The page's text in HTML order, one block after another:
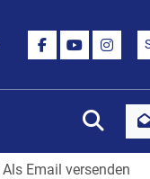
FACEBOOK
YOUTUBE
Als Email versenden